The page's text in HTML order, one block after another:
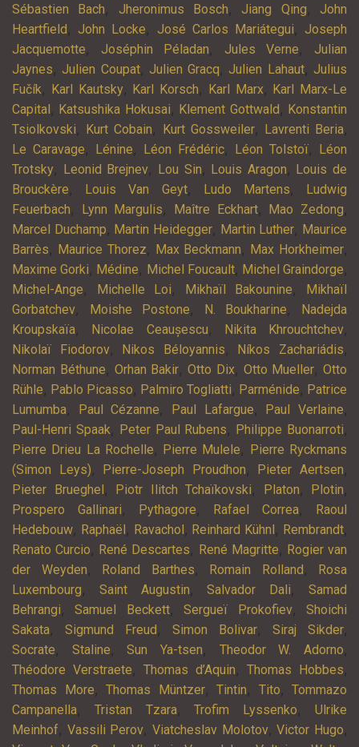
Sébastien Bach, Jheronimus Bosch, Jiang Qing, John
Heartfield , John Locke, José Carlos Mariátegui, Joseph
Jacquemotte, Joséphin Péladan, Jules Verne, Julian
Jaynes, Julien Coupat, Julien Gracq, Julien Lahaut, Julius
Fučík, Karl Kautsky, Karl Korsch, Karl Marx, Karl Marx-Le
Capital , Katsushika Hokusai, Klement Gottwald , Konstantin
Tsiolkovski, Kurt Cobain, Kurt Gossweiler, Lavrenti Beria,
Le Caravage, Lénine, Léon Frédéric, Léon Tolstoï,
Léon
Trotsky, Leonid Brejnev, Lou Sin, Louis Aragon, Louis de
Brouckère, Louis Van Geyt, Ludo Martens,
Ludwig
Feuerbach, Lynn Margulis, Maître Eckhart, Mao Zedong,
Marcel Duchamp, Martin Heidegger, Martin Luther, Maurice
Barrès, Maurice Thorez, Max Beckmann, Max Horkheimer,
Maxime Gorki, Médine, Michel Foucault, Michel Graindorge,
Michel-Ange, Michelle Loi, Mikhaïl Bakounine,
Mikhaïl
Gorbatchev, Moishe Postone, N. Boukharine,
Nadejda
Kroupskaïa, Nicolae Ceaușescu, Nikita Khrouchtchev,
Nikolaï Fiodorov, Nikos Béloyannis, Níkos Zachariádis,
Norman Béthune, Orhan Bakir, Otto Dix, Otto Mueller, Otto
Rühle, Pablo Picasso, Palmiro Togliatti, Parménide, Patrice
Lumumba, Paul Cézanne, Paul Lafargue, Paul Verlaine,
Paul-Henri Spaak, Peter Paul Rubens, Philippe Buonarroti,
Pierre Drieu La Rochelle, Pierre Mulele,
Pierre Ryckmans
(Simon Leys), Pierre-Joseph Proudhon, Pieter Aertsen,
Pieter Brueghel , Piotr Ilitch Tchaïkovski, Platon, Plotin,
Prospero Gallinari, Pythagore, Rafael Correa,
Raoul
Hedebouw, Raphaël , Ravachol , Reinhard Kühnl , Rembrandt,
Renato Curcio, René Descartes, René Magritte, Rogier van
der Weyden, Roland Barthes, Romain Rolland ,
Rosa
Luxembourg, Saint Augustin,Salvador Dali,Samad
Behrangi,Samuel Beckett,Sergueï Prokofiev,Shoichi
Sakata, Sigmund Freud , Simon Bolivar, Siraj Sikder,
Socrate, Staline,Sun Ya-tsen, Theodor W. Adorno,
Théodore Verstraete, Thomas d’Aquin, Thomas Hobbes,
Thomas More, Thomas Müntzer, Tintin, Tito, Tommazo
Campanella, Tristan Tzara,Trofim Lyssenko,Ulrike
Meinhof, Vassili Perov,Viatcheslav Molotov,Victor Hugo,